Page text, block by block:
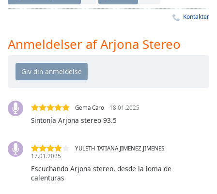
Remaining
1x
Rate
Chapters
Descriptions
descriptions
off
Kontakter
Anmeldelser af Arjona Stereo
Gema Caro 18.01.2025
Sintonía Arjona stereo 93.5
YULETH TATIANA JIMENEZ JIMENES
17.01.2025
Escuchando Arjona stereo, desde la loma de
calenturas